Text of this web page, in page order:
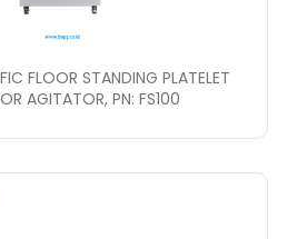
FLOOR STANDING PLATELET
AGITATOR, PN: FS100